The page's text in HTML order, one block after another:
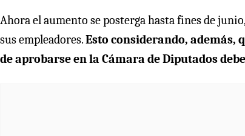
Ahora el aumento se posterga hasta fines de
sus empleadores.Esto considerando, además,
de aprobarse en la Cámara de Diputados